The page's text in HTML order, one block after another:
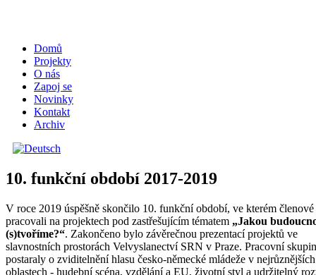
Domů
Projekty
O nás
Zapoj se
Novinky
Kontakt
Archiv
10. funkční období 2017-2019
V roce 2019 úspěšně skončilo 10. funkční období, ve kterém členové
pracovali na projektech pod zastřešujícím tématem „Jakou
(s)tvoříme?“. Zakončeno bylo závěrečnou prezentací projektů ve
slavnostních prostorách Velvyslanectví SRN v Praze. Pracovní
postaraly o zviditelnění hlasu česko-německé mládeže v nejrůznějších
oblastech - hudební scéna, vzdělání a EU, životní styl a udržitelný